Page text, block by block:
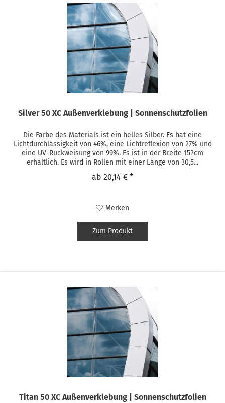
Silver 50 XC Außenverklebung | Sonnenschutzfolien
Die Farbe des Materials ist ein helles Silber. Es hat eine
Lichtdurchlässigkeit von 46%, eine Lichtreflexion von 27% und
eine UV-Rückweisung von 99%. Es ist in der Breite 152cm
erhältlich. Es wird in Rollen mit einer Länge von 30,5...
ab 20,14 € *
Merken
Zum Produkt
Titan 50 XC Außenverklebung | Sonnenschutzfolien